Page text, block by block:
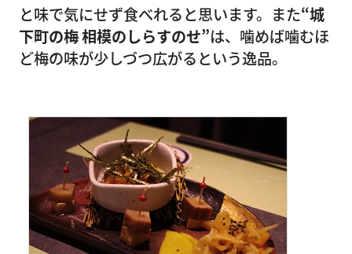
と味で気にせず食べれると思います。また“城
下町の梅 相模のしらすのせ”は、噛めば噛むほ
ど梅の味が少しづつ広がるという逸品。